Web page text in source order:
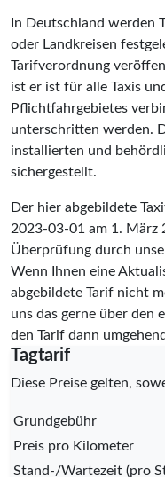
In Deutschland werden
oder Landkreisen
Tarifverordnung
ist er ist für alle Taxis
Pflichtfahrgebietes
unterschritten werden.
installierten und
sichergestellt.
Der hier abgebildete
2023-03-01 am 1. März
Überprüfung durch
Wenn Ihnen eine
abgebildete Tarif nicht
uns das gerne über den
den Tarif dann
Tagtarif
Diese Preise gelten,
Grundgebühr
Preis pro Kilometer
Stand-/Wartezeit (pro